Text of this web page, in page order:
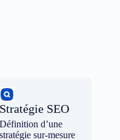
Stratégie SEO
Définition d’une
stratégie sur-mesure